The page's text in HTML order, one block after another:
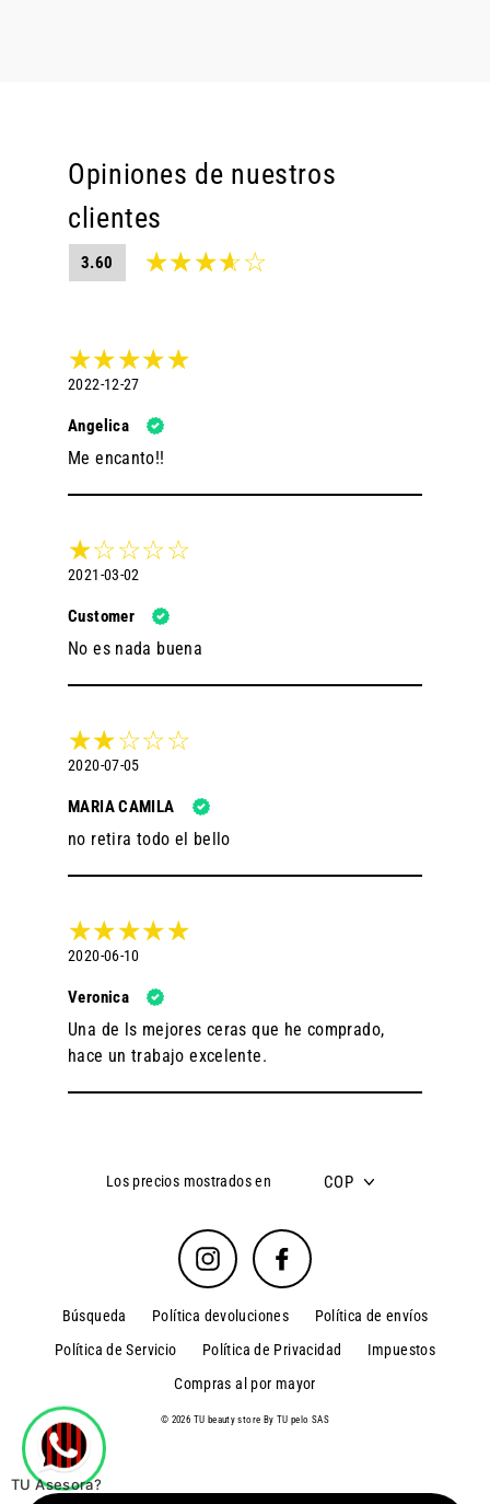
Opiniones de nuestros
clientes
3.60
2022-12-27
Angelica
Me encanto!!
2021-03-02
Customer
No es nada buena
2020-07-05
MARIA CAMILA
no retira todo el bello
2020-06-10
Veronica
Una de ls mejores ceras que he comprado,
hace un trabajo excelente.
Los precios mostrados en COP
Instagram Facebook
Búsqueda Política devoluciones
Política de envíos
Política de Servicio
Política de Privacidad
Impuestos
Compras al por mayor
© 2026 TU beauty store By TU pelo SAS
TU Asesora?